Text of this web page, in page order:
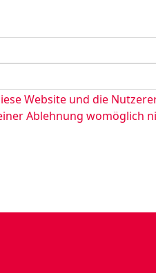
Website und die
Ablehnung womöglich